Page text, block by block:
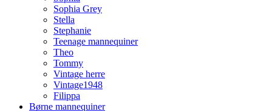
Sophia Grey
Stella
Stephanie
Teenage mannequiner
Theo
Tommy
Vintage herre
Vintage1948
Filippa
Børne mannequiner